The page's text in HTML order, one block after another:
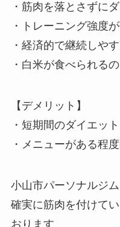
・筋肉を落とさずに
・トレーニング強度
・経済的で継続しや
・白米が食べられる
【デメリット】
・短期間のダイエッ
・メニューがある程
小山市パーソナルジ
確実に筋肉を付けて
おります